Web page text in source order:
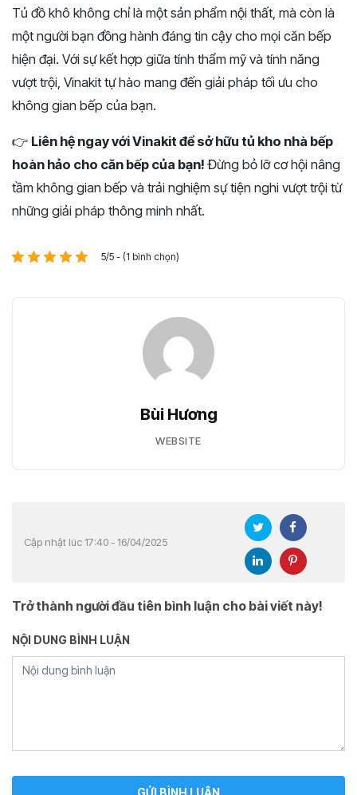
Tủ đồ khô không chỉ là một sản phẩm nội thất, mà còn là
một người bạn đồng hành đáng tin cậy cho mọi căn bếp
hiện đại. Với sự kết hợp giữa tính thẩm mỹ và tính năng
vượt trội, Vinakit tự hào mang đến giải pháp tối ưu cho
không gian bếp của bạn.
👉 Liên hệ ngay với Vinakit để sở hữu tủ kho nhà bếp
hoàn hảo cho căn bếp của bạn! Đừng bỏ lỡ cơ hội nâng
tầm không gian bếp và trải nghiệm sự tiện nghi vượt trội từ
những giải pháp thông minh nhất.
5/5 - (1 bình chọn)
Bùi Hương
WEBSITE
Cập nhật lúc 17:40 - 16/04/2025
Trở thành người đầu tiên bình luận cho bài viết này!
NỘI DUNG BÌNH LUẬN